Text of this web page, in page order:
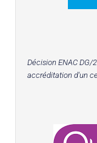
Décision ENAC
accréditation d'un